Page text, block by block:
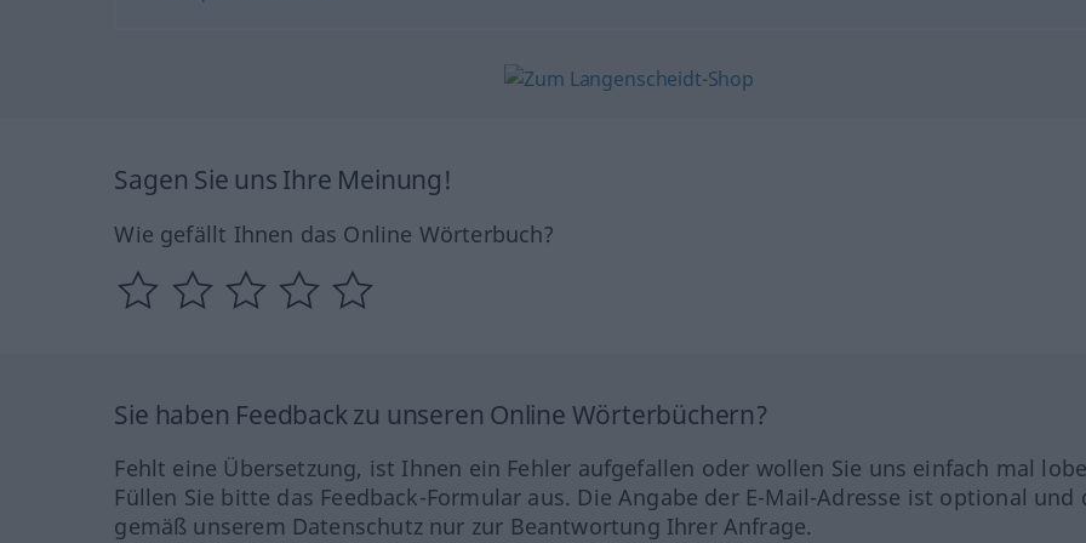
Sagen Sie uns Ihre Meinung!
Wie gefällt Ihnen das Online Wörterbuch?
Sie haben Feedback zu unseren Online Wörterbüchern?
Fehlt eine Übersetzung, ist Ihnen ein Fehler aufgefallen oder wollen Sie uns einfach mal
Füllen Sie bitte das Feedback-Formular aus. Die Angabe der E-Mail-Adresse ist optional und
gemäß unserem Datenschutz nur zur Beantwortung Ihrer Anfrage.